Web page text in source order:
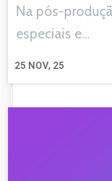
25 NOV, 25
Na pós-
especiais e…